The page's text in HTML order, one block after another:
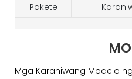
Pakete
Mga Karaniwang Modelo